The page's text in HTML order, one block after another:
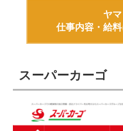
ヤ
仕事内容・給
スーパーカーゴ